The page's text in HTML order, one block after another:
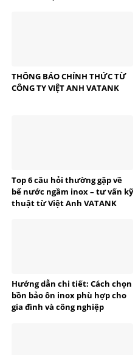
THÔNG BÁO CHÍNH THỨC TỪ
CÔNG TY VIỆT ANH VATANK
Top 6 câu hỏi thường gặp về
bể nước ngầm inox – tư vấn kỹ
thuật từ Việt Anh VATANK
Hướng dẫn chi tiết: Cách chọn
bồn bảo ôn inox phù hợp cho
gia đình và công nghiệp